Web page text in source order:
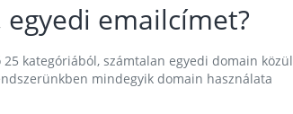
emailcímet?
kategóriából, számtalan egyedi domain közül
mindegyik domain használata